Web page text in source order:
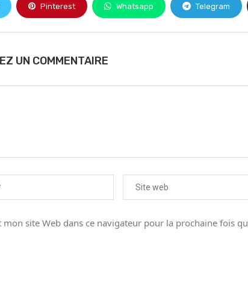
Pinterest Whatsapp Telegram
UN COMMENTAIRE
site Web dans ce navigateur pour la prochaine fois